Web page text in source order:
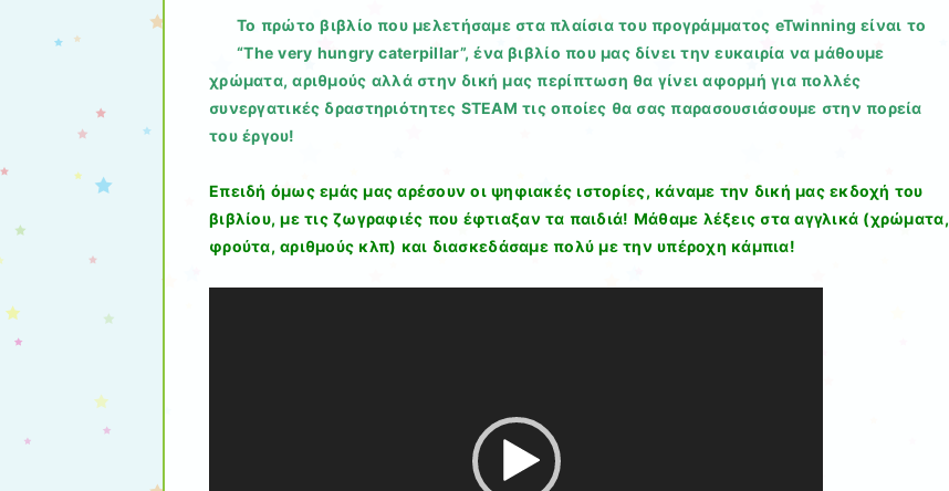
να
μειώσετε
Το πρώτο βιβλίο που μελετήσαμε στα πλαίσια του προγράμματος eTwinning είναι το
“The very hungry caterpillar”, ένα βιβλίο που μας δίνει την ευκαιρία να μάθουμε
χρώματα, αριθμούς αλλά στην δική μας περίπτωση θα γίνει αφορμή για πολλές
συνεργατικές δραστηριότητες STEAM τις οποίες θα σας παρασουσιάσουμε στην πορεία
του έργου!
Επειδή όμως εμάς μας αρέσουν οι ψηφιακές ιστορίες, κάναμε την δική μας εκδοχή του
βιβλίου, με τις ζωγραφιές που έφτιαξαν τα παιδιά! Μάθαμε λέξεις στα αγγλικά (χρώματα,
φρούτα, αριθμούς κλπ) και διασκεδάσαμε πολύ με την υπέροχη κάμπια!